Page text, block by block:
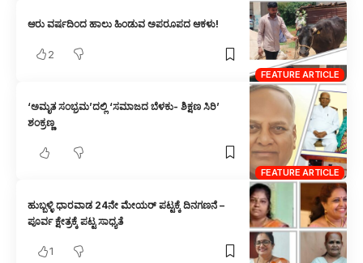
FEATURE ARTICLE
ಆರು ವರ್ಷದಿಂದ ಹಾಲು ಹಿಂಡುವ ಅಪರೂಪದ ಆಕಳು!
2
FEATURE ARTICLE
‘ಅಮೃತ ಸಂಭ್ರಮ’ದಲ್ಲಿ ‘ಸಮಾಜದ ಬೆಳಕು- ಶಿಕ್ಷಣ ಸಿರಿ’
ಶಂಕ್ರಣ್ಣ
ಹುಬ್ಬಳ್ಳಿ ಧಾರವಾಡ 24ನೇ ಮೇಯರ್ ಪಟ್ಟಕ್ಕೆ ದಿನಗಣನೆ –
ಪೂರ್ವ ಕ್ಷೇತ್ರಕ್ಕೆ ಪಟ್ಟ ಸಾಧ್ಯತೆ
1